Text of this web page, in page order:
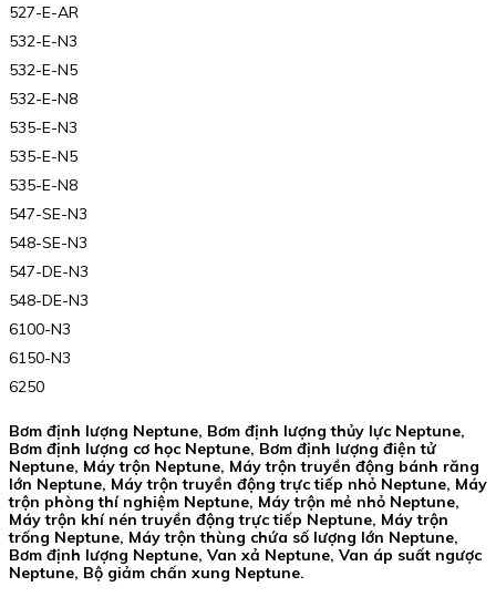
527-E-AR
532-E-N3
532-E-N5
532-E-N8
535-E-N3
535-E-N5
535-E-N8
547-SE-N3
548-SE-N3
547-DE-N3
548-DE-N3
6100-N3
6150-N3
6250
Bơm định lượng Neptune, Bơm định lượng thủy lực Neptune,
Bơm định lượng cơ học Neptune, Bơm định lượng điện tử
Neptune, Máy trộn Neptune, Máy trộn truyền động bánh răng
lớn Neptune, Máy trộn truyền động trực tiếp nhỏ Neptune, Máy
trộn phòng thí nghiệm Neptune, Máy trộn mẻ nhỏ Neptune,
Máy trộn khí nén truyền động trực tiếp Neptune, Máy trộn
trống Neptune, Máy trộn thùng chứa số lượng lớn Neptune,
Bơm định lượng Neptune, Van xả Neptune, Van áp suất ngược
Neptune, Bộ giảm chấn xung Neptune.